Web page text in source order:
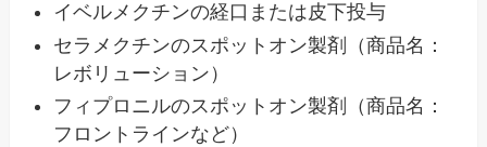
イベルメクチンの経口または皮下投与
セラメクチンのスポットオン製剤（商品名：
レボリューション）
フィプロニルのスポットオン製剤（商品名：
フロントラインなど）